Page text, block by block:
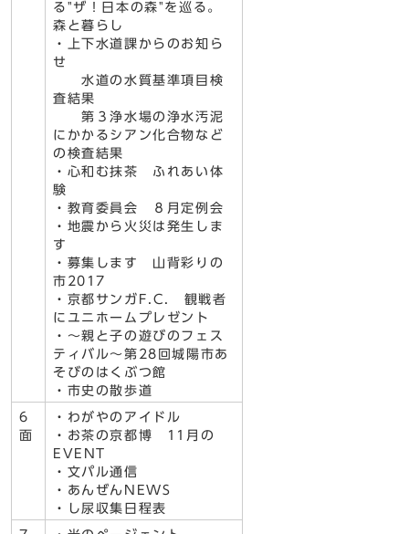
る"ザ！日本の森"を巡る。
森と暮らし
・上下水道課からのお知ら
せ
水道の水質基準項目検
査結果
第３浄水場の浄水汚泥
にかかるシアン化合物など
の検査結果
・心和む抹茶 ふれあい体
験
・教育委員会 ８月定例会
・地震から火災は発生しま
す
・募集します 山背彩りの
市2017
・京都サンガF.C. 観戦者
にユニホームプレゼント
・～親と子の遊びのフェス
ティバル～第28回城陽市あ
そびのはくぶつ館
・市史の散歩道
6
面
・わがやのアイドル
・お茶の京都博 11月の
EVENT
・文パル通信
・あんぜんNEWS
・し尿収集日程表